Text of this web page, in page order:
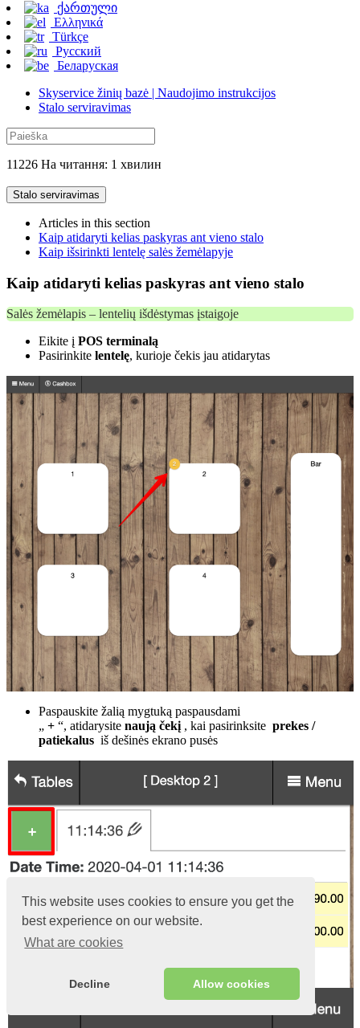
This website uses cookies to ensure you get the
best experience on our website.
What are cookies
Decline Allow cookies
ქართული
Ελληνικά
Türkçe
Русский
Беларуская
Skyservice žinių bazė | Naudojimo instrukcijos
Stalo serviravimas
11226 На читання: 1 хвилин
Stalo serviravimas
Articles in this section
Kaip atidaryti kelias paskyras ant vieno stalo
Kaip išsirinkti lentelę salės žemėlapyje
Kaip atidaryti kelias paskyras ant vieno stalo
Salės žemėlapis – lentelių išdėstymas įstaigoje
Eikite į POS terminalą
Pasirinkite lentelę, kurioje čekis jau atidarytas
Paspauskite žalią mygtuką paspausdami
„ + “, atidarysite naują čekį, kai pasirinksite prekes /
patiekalus iš dešinės ekrano pusės